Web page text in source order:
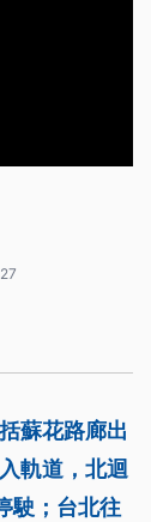
蘇花路廊出
軌道，北迴
駛；台北往